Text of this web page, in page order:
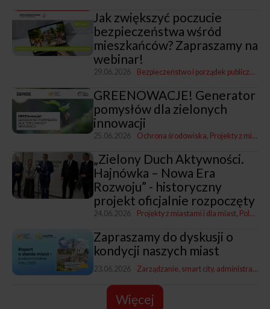
Jak zwiększyć poczucie
bezpieczeństwa wśród
mieszkańców? Zapraszamy na
webinar!
29.06.2026 Bezpieczeństwo i porządek publiczny
GREENOWACJE! Generator
pomysłów dla zielonych
innowacji
25.06.2026 Ochrona środowiska Projekty z miastami i dla miast
„Zielony Duch Aktywności.
Hajnówka – Nowa Era
Rozwoju” - historyczny
projekt oficjalnie rozpoczęty
24.06.2026 Projekty z miastami i dla miast Polsko-Szwajcarski Program Rozwoju Miast
Zapraszamy do dyskusji o
kondycji naszych miast
23.06.2026 Zarządzanie, smart city, administracja
Więcej